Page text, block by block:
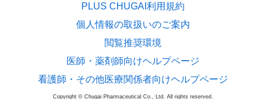
PLUS CHUGAI利用規約
個人情報の取扱いのご案内
閲覧推奨環境
医師・薬剤師向けヘルプページ
看護師・その他医療関係者向けヘルプページ
Copyright © Chugai Pharmaceutical Co., Ltd. All rights reserved.